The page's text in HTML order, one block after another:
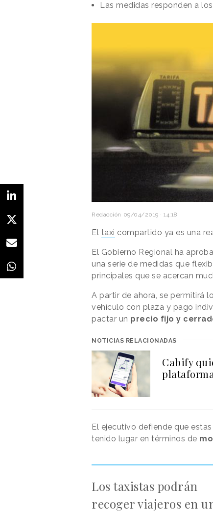
Las medidas responden a
Redacción 09/04/2019 · 14:18
El taxi compartido ya es una
El Gobierno Regional ha
una serie de medidas que
principales que se acercan
A partir de ahora, se permitirá
vehículo con plaza y pago
pactar un precio fijo y
NOTICIAS RELACIONADAS
Cabify
plataforma
El ejecutivo defiende que
tenido lugar en términos de
Los taxistas podrán
recoger viajeros en